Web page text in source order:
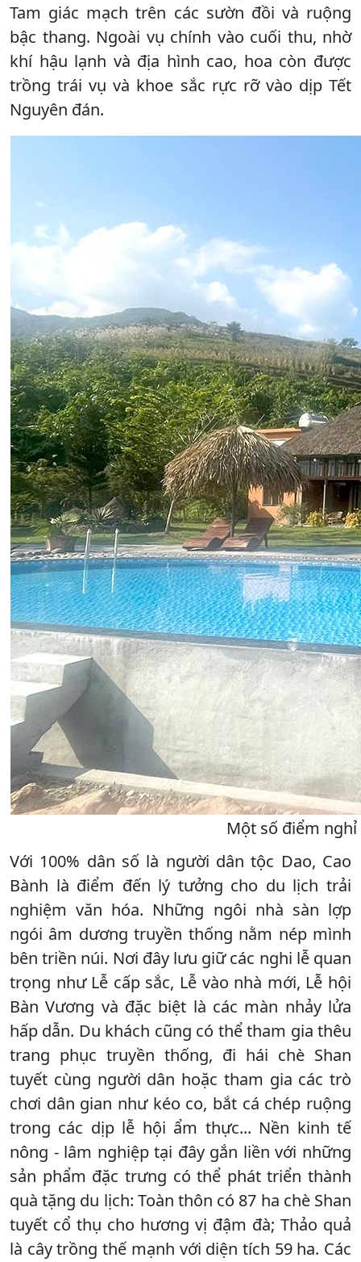
Tam giác mạch trên các sườn đồi và ruộng
bậc thang. Ngoài vụ chính vào cuối thu, nhờ
khí hậu lạnh và địa hình cao, hoa còn được
trồng trái vụ và khoe sắc rực rỡ vào dịp Tết
Nguyên đán.
Một số điểm
Với 100% dân số là người dân tộc Dao, Cao
Bành là điểm đến lý tưởng cho du lịch trải
nghiệm văn hóa. Những ngôi nhà sàn lợp
ngói âm dương truyền thống nằm nép mình
bên triền núi. Nơi đây lưu giữ các nghi lễ quan
trọng như Lễ cấp sắc, Lễ vào nhà mới, Lễ hội
Bàn Vương và đặc biệt là các màn nhảy lửa
hấp dẫn. Du khách cũng có thể tham gia thêu
trang phục truyền thống, đi hái chè Shan
tuyết cùng người dân hoặc tham gia các trò
chơi dân gian như kéo co, bắt cá chép ruộng
trong các dịp lễ hội ẩm thực... Nền kinh tế
nông - lâm nghiệp tại đây gắn liền với những
sản phẩm đặc trưng có thể phát triển thành
quà tặng du lịch: Toàn thôn có 87 ha chè Shan
tuyết cổ thụ cho hương vị đậm đà; Thảo quả
là cây trồng thế mạnh với diện tích 59 ha. Các